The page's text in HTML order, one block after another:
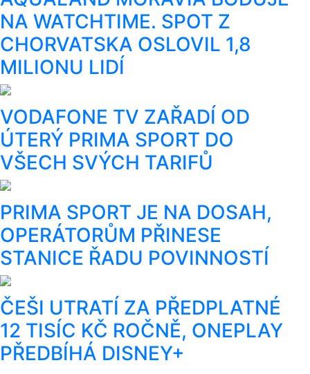
NA WATCHTIME. SPOT Z
CHORVATSKA OSLOVIL 1,8
MILIONU LIDÍ
VODAFONE TV ZAŘADÍ OD
ÚTERÝ PRIMA SPORT DO
VŠECH SVÝCH TARIFŮ
PRIMA SPORT JE NA DOSAH,
OPERÁTORŮM PŘINESE
STANICE ŘADU POVINNOSTÍ
ČEŠI UTRATÍ ZA PŘEDPLATNÉ
12 TISÍC KČ ROČNĚ, ONEPLAY
PŘEDBÍHÁ DISNEY+